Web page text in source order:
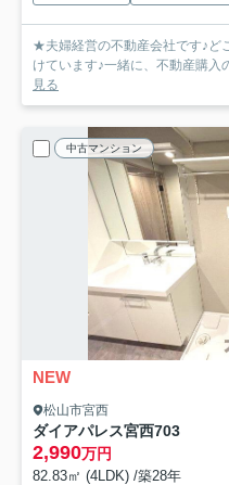
★夫婦経営の不動産会社です♪ど
けています♪一緒に、不動産購入
見る
中古マンション
NEW
松山市宮西
ダイアパレス宮西703
2,990万円
82.83㎡ (4LDK) /築28年